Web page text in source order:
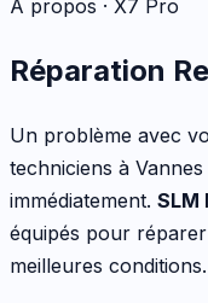
À propos · X7 Pro
Réparation
Un problème avec
techniciens à
immédiatement. SLM
équipés pour
meilleures conditions.